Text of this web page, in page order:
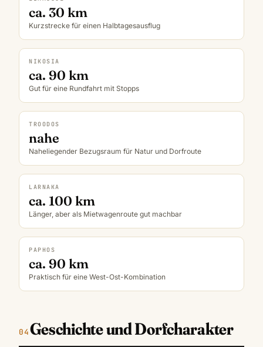
ca. 30 km
Kurzstrecke für einen Halbtagesausflug
NIKOSIA
ca. 90 km
Gut für eine Rundfahrt mit Stopps
TROODOS
nahe
Naheliegender Bezugsraum für Natur und Dorfroute
LARNAKA
ca. 100 km
Länger, aber als Mietwagenroute gut machbar
PAPHOS
ca. 90 km
Praktisch für eine West-Ost-Kombination
Geschichte und Dorfcharakter